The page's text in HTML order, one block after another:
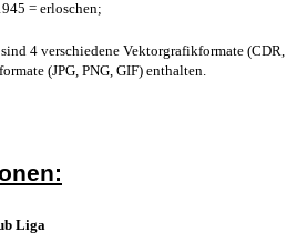
= erloschen;
4 verschiedene Vektorgrafikformate (CDR,
(JPG, PNG, GIF) enthalten.
Liga